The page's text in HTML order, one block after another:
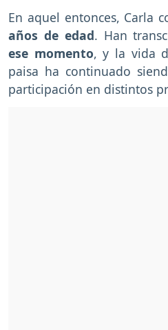
En aquel entonces, Carla
años de edad. Han
ese momento, y la vida
paisa ha continuado
participación en distintos